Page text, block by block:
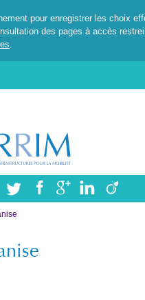
pour enregistrer les choix
des pages à accès